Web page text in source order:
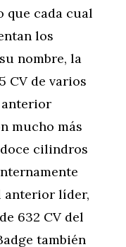
que cada cual
los
nombre, la
CV de varios
anterior
mucho más
cilindros
anterior líder,
632 CV del
también